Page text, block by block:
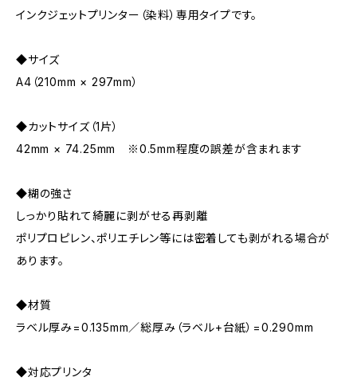
インクジェットプリンター（染料）専用タイプです。
◆サイズ
A4（210mm × 297mm）
◆カットサイズ（1片）
42mm × 74.25mm ※0.5mm程度の誤差が含まれます
◆糊の強さ
しっかり貼れて綺麗に剥がせる再剥離
ポリプロピレン、ポリエチレン等には密着しても剥がれる場合が
あります。
◆材質
ラベル厚み=0.135mm／総厚み（ラベル+台紙）=0.290mm
◆対応プリンタ